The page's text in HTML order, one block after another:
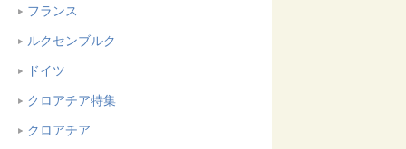
フランス
ルクセンブルク
ドイツ
クロアチア特集
クロアチア